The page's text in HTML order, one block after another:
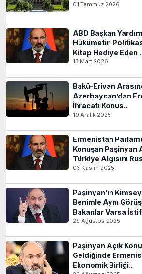
01 Temmuz 2026
ABD Başkan
Hükümetin
Kitap Hediye Eden ..
13 Mart 2026
Bakü-Erivan
Azerbaycan’dan
İhracatı Konus..
10 Aralık 2025
Ermenistan
Konuşan Paşinyan
Türkiye Algısını
03 Kasım 2025
Paşinyan’ın
Benimle Aynı
Bakanlar Varsa
29 Ağustos 2025
Paşinyan Açık
Geldiğinde
Ekonomik Birliği..